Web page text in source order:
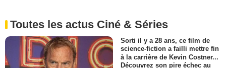
Toutes les actus Ciné & Séries
Sorti il y a 28 ans, ce film de
science-fiction a failli mettre fin
à la carrière de Kevin Costner...
Découvrez son pire échec au